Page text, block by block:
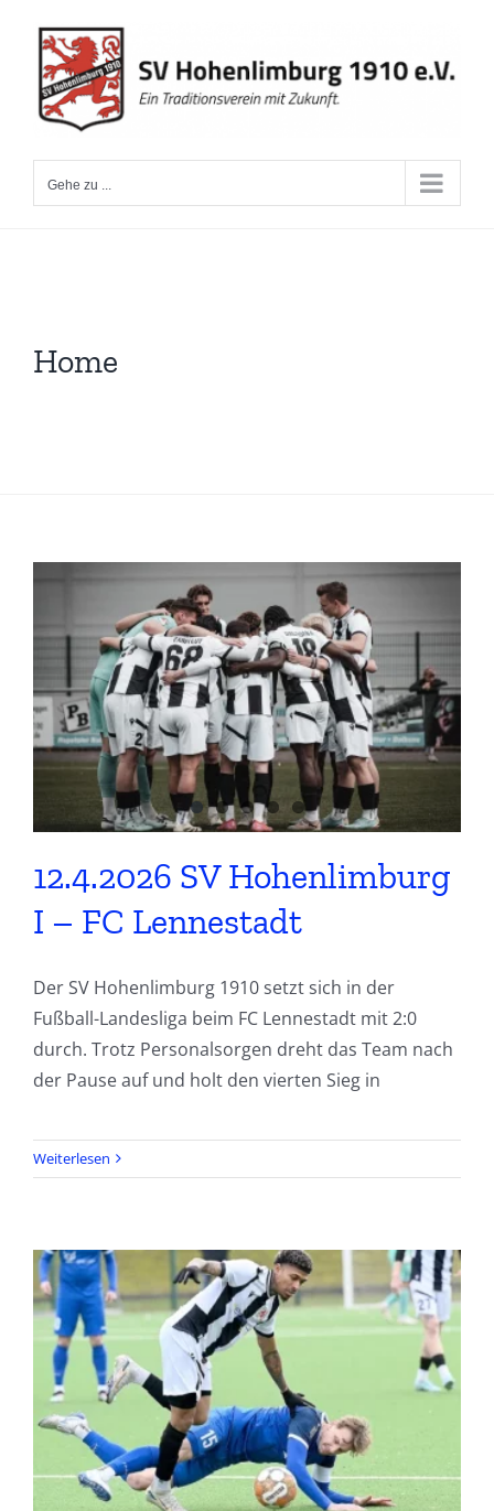
Inhalt
springen
Gehe zu ...
Home
12.4.2026 SV Hohenlimburg
I – FC Lennestadt
Der SV Hohenlimburg 1910 setzt sich in der
Fußball-Landesliga beim FC Lennestadt mit 2:0
durch. Trotz Personalsorgen dreht das Team nach
der Pause auf und holt den vierten Sieg in
Weiterlesen